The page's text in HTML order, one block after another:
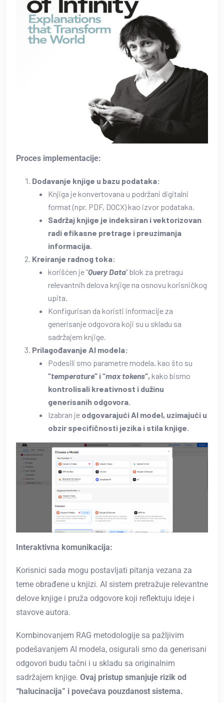
Proces implementacije:
Dodavanje knjige u bazu podataka:
Knjiga je konvertovana u podržani digitalni
format (npr. PDF, DOCX) kao izvor podataka.
Sadržaj knjige je indeksiran i vektorizovan
radi efikasne pretrage i preuzimanja
informacija.
Kreiranje radnog toka:
korišćen je “Query Data” blok za pretragu
relevantnih delova knjige na osnovu korisničkog
upita.
Konfigurisan da koristi informacije za
generisanje odgovora koji su u skladu sa
sadržajem knjige.
Prilagođavanje AI modela:
Podesili smo parametre modela, kao što su
“temperature” i “max tokens“, kako bismo
kontrolisali kreativnost i dužinu
generisanih odgovora.
Izabran je odgovarajući AI model, uzimajući u
obzir specifičnosti jezika i stila knjige.
Interaktivna komunikacija:
Korisnici sada mogu postavljati pitanja vezana za
teme obrađene u knjizi. AI sistem pretražuje relevantne
delove knjige i pruža odgovore koji reflektuju ideje i
stavove autora.
Kombinovanjem RAG metodologije sa pažljivim
podešavanjem AI modela, osigurali smo da generisani
odgovori budu tačni i u skladu sa originalnim
sadržajem knjige. Ovaj pristup smanjuje rizik od
“halucinacija” i povećava pouzdanost sistema.